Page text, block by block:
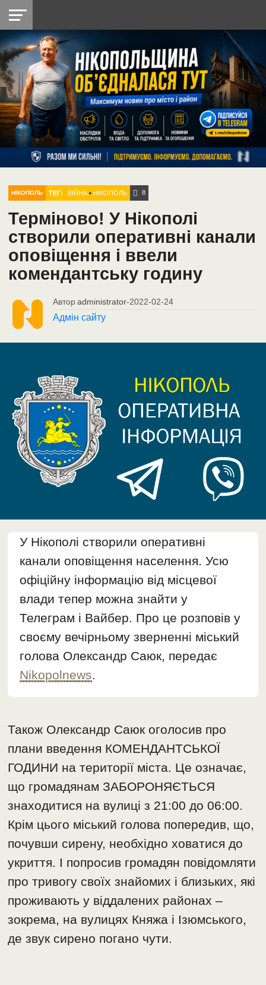
НІКОПОЛЬ
РАЙОН
СІЧЕСЛАВСЬКА
УКРАЇНА
РЕТРО
НІКОПОЛЬ
ЛАЙТ
УКРАЇНА
ДОПОМОГА
РАДІО
НІКОПОЛЬ ТЕГ: ВІЙНА •НІКОПОЛЬ 8
Терміново! У Нікополі
створили оперативні канали
оповіщення і ввели
комендантську годину
Автор administrator-2022-02-24
Адмін сайту
У Нікополі створили оперативні
канали оповіщення населення. Усю
офіційну інформацію від місцевої
влади тепер можна знайти у
Телеграм і Вайбер. Про це розповів у
своєму вечірньому зверненні міський
голова Олександр Саюк, передає
Nikopolnews.
Також Олександр Саюк оголосив про
плани введення КОМЕНДАНТСЬКОЇ
ГОДИНИ на території міста. Це означає,
що громадянам ЗАБОРОНЯЄТЬСЯ
знаходитися на вулиці з 21:00 до 06:00.
Крім цього міський голова попередив, що,
почувши сирену, необхідно ховатися до
укриття. І попросив громадян повідомляти
про тривогу своїх знайомих і близьких, які
проживають у віддалених районах –
зокрема, на вулицях Княжа і Ізюмського,
де звук сирено погано чути.